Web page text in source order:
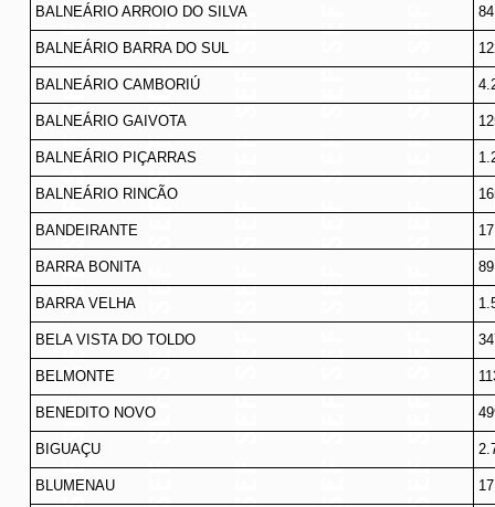
BALNEÁRIO ARROIO DO SILVA
BALNEÁRIO BARRA DO SUL
BALNEÁRIO CAMBORIÚ
BALNEÁRIO GAIVOTA
BALNEÁRIO PIÇARRAS
BALNEÁRIO RINCÃO
BANDEIRANTE
BARRA BONITA
BARRA VELHA
BELA VISTA DO TOLDO
BELMONTE
BENEDITO NOVO
BIGUAÇU
BLUMENAU